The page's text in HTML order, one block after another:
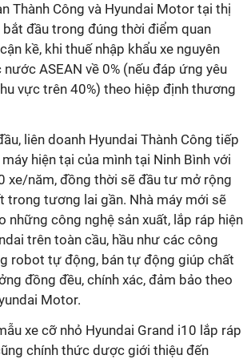
Thành Công và Hyundai Motor tại thị
đầu trong đúng thời điểm quan
kề, khi thuế nhập khẩu xe nguyên
ASEAN về 0% (nếu đáp ứng yêu
vực trên 40%) theo hiệp định thương
liên doanh Hyundai Thành Công tiếp
hiện tại của mình tại Ninh Bình với
xe/năm, đồng thời sẽ đầu tư mở rộng
trong tương lai gần. Nhà máy mới sẽ
những công nghệ sản xuất, lắp ráp hiện
trên toàn cầu, hầu như các công
robot tự động, bán tự động giúp chất
đồng đều, chính xác, đảm bảo theo
Motor.
xe cỡ nhỏ Hyundai Grand i10 lắp ráp
chính thức dược giới thiệu đến